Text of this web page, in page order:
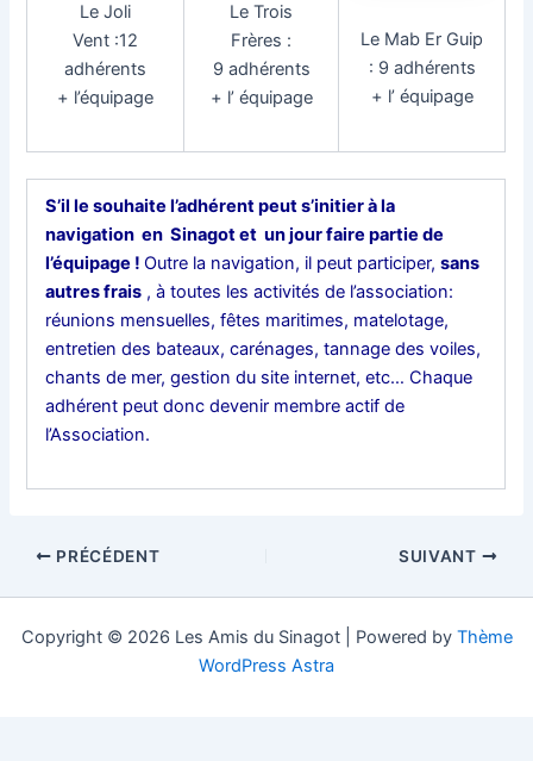
Le Joli
Vent :12
adhérents
+ l’équipage
Le Trois
Frères :
9 adhérents
+ l’ équipage
Le Mab Er Guip
: 9 adhérents
+ l’ équipage
S’il le souhaite l’adhérent peut s’initier à la
navigation en Sinagot et un jour faire partie de
l’équipage !Outre la navigation, il peut participer,sans
autres frais , à toutes les activités de l’association:
réunions mensuelles, fêtes maritimes, matelotage,
entretien des bateaux, carénages, tannage des voiles,
chants de mer, gestion du site internet, etc… Chaque
adhérent peut donc devenir membre actif de
l’Association.
NavigationPRÉCÉDENT SUIVANT
Copyright © 2026 Les Amis du Sinagot | Powered by Thème
WordPress Astra